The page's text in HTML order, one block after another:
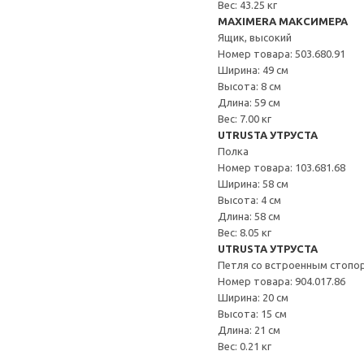
Вес: 43.25 кг
MAXIMERA МАКСИМЕРА
Ящик, высокий
Номер товара: 503.680.91
Ширина: 49 см
Высота: 8 см
Длина: 59 см
Вес: 7.00 кг
UTRUSTA УТРУСТА
Полка
Номер товара: 103.681.68
Ширина: 58 см
Высота: 4 см
Длина: 58 см
Вес: 8.05 кг
UTRUSTA УТРУСТА
Петля со встроенным
Номер товара: 904.017.86
Ширина: 20 см
Высота: 15 см
Длина: 21 см
Вес: 0.21 кг